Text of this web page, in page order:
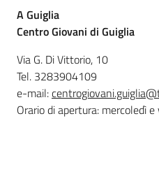
A Guiglia
Centro Giovani di Guiglia
Via G. Di Vittorio, 10
Tel. 3283904109
e-mail:
Orario di apertura: mercoledì